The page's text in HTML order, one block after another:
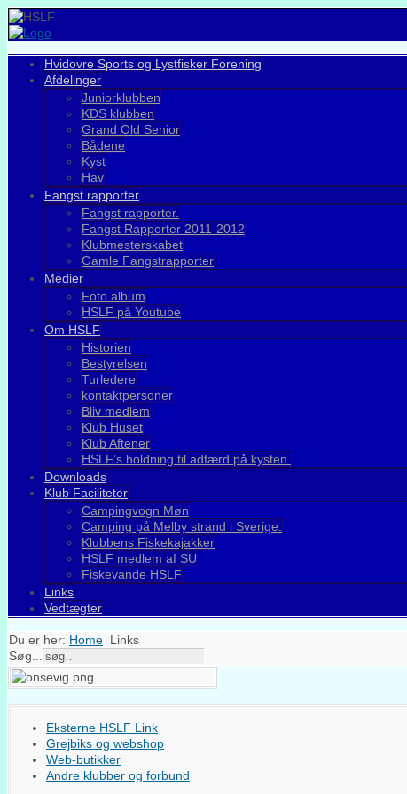
Hvidovre Sports og Lystfisker Forening
Afdelinger
Juniorklubben
KDS klubben
Grand Old Senior
Bådene
Kyst
Hav
Fangst rapporter
Fangst rapporter.
Fangst Rapporter 2011-2012
Klubmesterskabet
Gamle Fangstrapporter
Medier
Foto album
HSLF på Youtube
Om HSLF
Historien
Bestyrelsen
Turledere
kontaktpersoner
Bliv medlem
Klub Huset
Klub Aftener
HSLF’s holdning til adfærd på kysten.
Downloads
Klub Faciliteter
Campingvogn Møn
Camping på Melby strand i Sverige.
Klubbens Fiskekajakker
HSLF medlem af SU
Fiskevande HSLF
Links
Vedtægter
Du er her: Home Links
Søg...
Eksterne HSLF Link
Grejbiks og webshop
Web-butikker
Andre klubber og forbund